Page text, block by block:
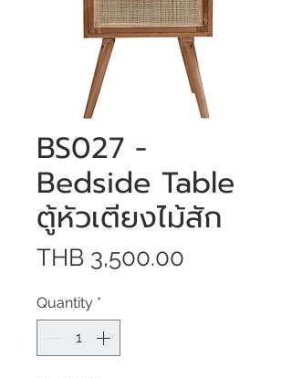
BS027 -
Bedside Table
ตู้หัวเตียงไม้สัก
THB 3,500.00
Quantity *